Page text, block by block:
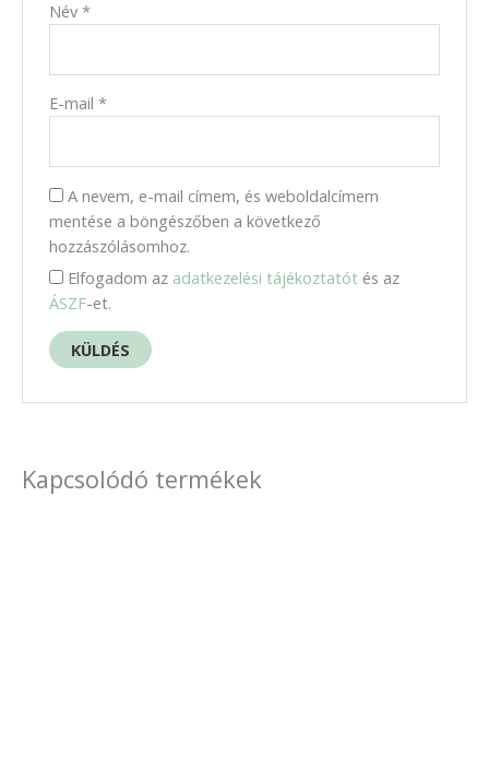
Név*
E-mail*
A nevem, e-mail címem, és weboldalcímem
mentése a böngészőben a következő
hozzászólásomhoz.
Elfogadom az adatkezelési tájékoztatót és az
ÁSZF-et.
Kapcsolódó termékek